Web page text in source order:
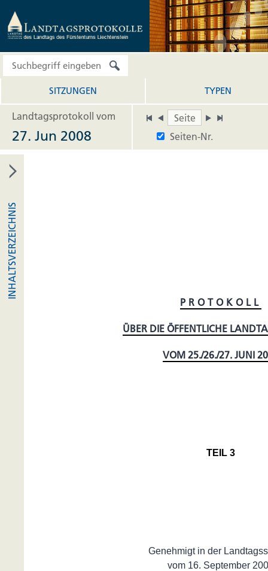
SITZUNGEN TYPEN
Landtagsprotokoll vom
Seiten-Nr.
27. Jun 2008
INHALTSVERZEICHNIS
PROTOKOLL
ÜBER DIE ÖFFENTLICHE
VOM 25./26./27. JUNI
TEIL 3
Genehmigt in der
vom 16. September